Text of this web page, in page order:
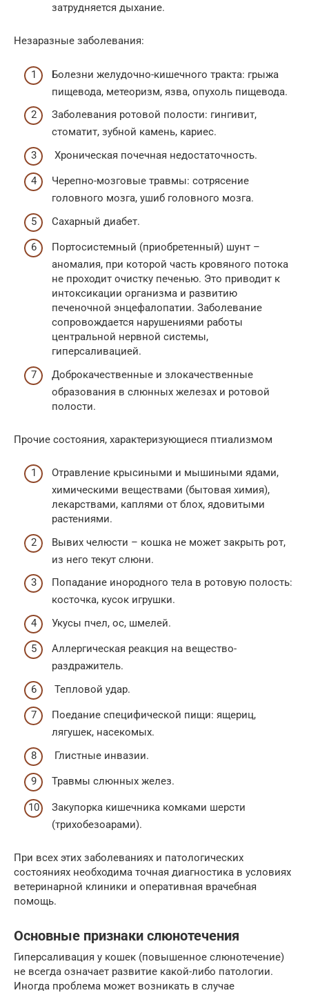
затрудняется дыхание.
Незаразные заболевания:
Болезни желудочно-кишечного тракта: грыжа
пищевода, метеоризм, язва, опухоль пищевода.
Заболевания ротовой полости: гингивит,
стоматит, зубной камень, кариес.
Хроническая почечная недостаточность.
Черепно-мозговые травмы: сотрясение
головного мозга, ушиб головного мозга.
Сахарный диабет.
Портосистемный (приобретенный) шунт –
аномалия, при которой часть кровяного потока
не проходит очистку печенью. Это приводит к
интоксикации организма и развитию
печеночной энцефалопатии. Заболевание
сопровождается нарушениями работы
центральной нервной системы,
гиперсаливацией.
Доброкачественные и злокачественные
образования в слюнных железах и ротовой
полости.
Прочие состояния, характеризующиеся птиализмом
Отравление крысиными и мышиными ядами,
химическими веществами (бытовая химия),
лекарствами, каплями от блох, ядовитыми
растениями.
Вывих челюсти – кошка не может закрыть рот,
из него текут слюни.
Попадание инородного тела в ротовую полость:
косточка, кусок игрушки.
Укусы пчел, ос, шмелей.
Аллергическая реакция на вещество-
раздражитель.
Тепловой удар.
Поедание специфической пищи: ящериц,
лягушек, насекомых.
Глистные инвазии.
Травмы слюнных желез.
Закупорка кишечника комками шерсти
(трихобезоарами).
При всех этих заболеваниях и патологических
состояниях необходима точная диагностика в условиях
ветеринарной клиники и оперативная врачебная
помощь.
Основные признаки слюнотечения
Гиперсаливация у кошек (повышенное слюнотечение)
не всегда означает развитие какой-либо патологии.
Иногда проблема может возникать в случае